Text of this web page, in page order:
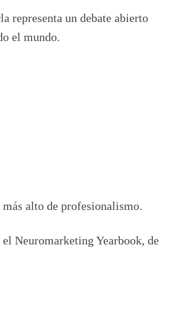
representa un debate abierto
el mundo.
alto de profesionalismo.
Neuromarketing Yearbook, de